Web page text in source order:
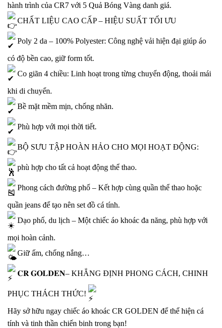
hành trình của CR7 với 5 Quả Bóng Vàng danh giá.
CHẤT LIỆU CAO CẤP – HIỆU SUẤT TỐI ƯU
Poly 2 da – 100% Polyester: Công nghệ vải hiện đại giúp áo
có độ bền cao, giữ form tốt.
Co giãn 4 chiều: Linh hoạt trong từng chuyển động, thoải mái
khi di chuyển.
Bề mặt mềm mịn, chống nhăn.
Phù hợp với mọi thời tiết.
BỘ SƯU TẬP HOÀN HẢO CHO MỌI HOẠT ĐỘNG:
phù hợp cho tất cả hoạt động thể thao.
Phong cách đường phố – Kết hợp cùng quần thể thao hoặc
quần jeans để tạo nên set đồ cá tính.
Dạo phố, du lịch – Một chiếc áo khoác đa năng, phù hợp với
mọi hoàn cảnh.
Giữ ấm, chống nắng…
𝐂𝐑 𝐆𝐎𝐋𝐃𝐄𝐍– KHẲNG ĐỊNH PHONG CÁCH, CHINH
PHỤC THÁCH THỨC!
Hãy sở hữu ngay chiếc áo khoác CR GOLDEN để thể hiện cá
tính và tinh thần chiến binh trong bạn!